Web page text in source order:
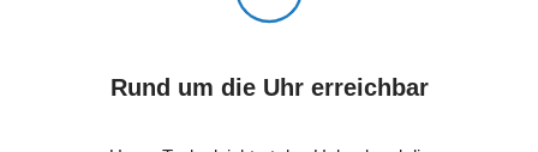
Rund um die Uhr erreichbar